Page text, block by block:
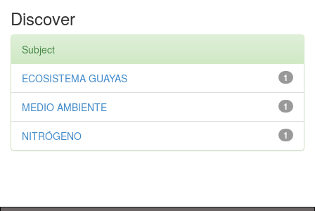
Discover
Subject
1
ECOSISTEMA GUAYAS
1
MEDIO AMBIENTE
1
NITRÓGENO